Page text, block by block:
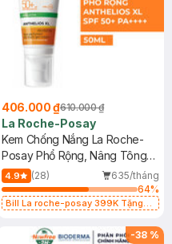
406.000 ₫610.000 ₫
La Roche-Posay
Kem Chống Nắng La Roche-
Posay Phổ Rộng, Nâng Tông
Kiềm Dầu 50ml
4.9 (28)
635/tháng
64%
Bill La roche-posay 399K Tặng
(SL có hạn)
-38 %